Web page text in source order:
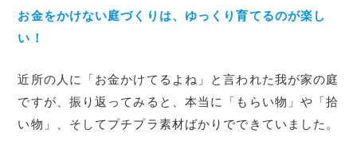
お金をかけない庭づくりは、ゆっくり育てるのが楽し
い！
近所の人に「お金かけてるよね」と言われた我が家の庭
ですが、振り返ってみると、本当に「もらい物」や「拾
い物」、そしてプチプラ素材ばかりでできていました。